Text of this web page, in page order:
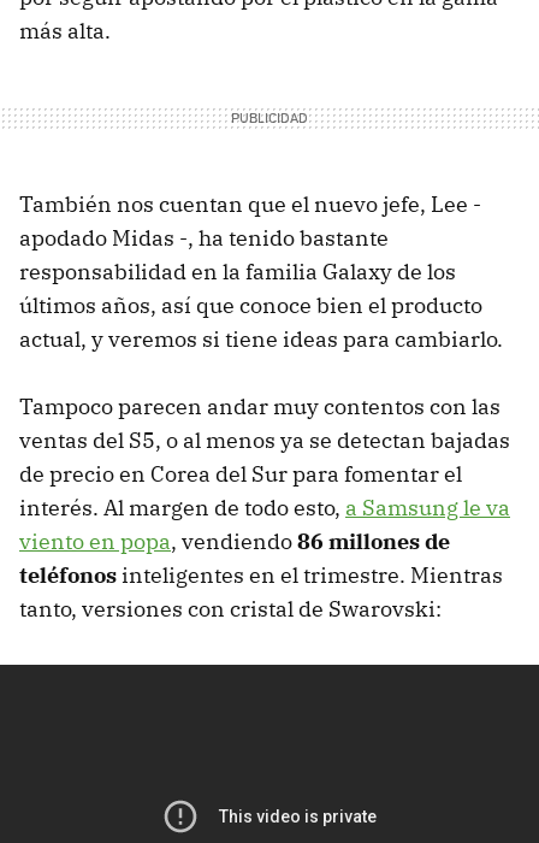
más alta.
También nos cuentan que el nuevo jefe, Lee -
apodado Midas -, ha tenido bastante
responsabilidad en la familia Galaxy de los
últimos años, así que conoce bien el producto
actual, y veremos si tiene ideas para cambiarlo.
Tampoco parecen andar muy contentos con las
ventas del S5, o al menos ya se detectan bajadas
de precio en Corea del Sur para fomentar el
interés. Al margen de todo esto, a Samsung le va
viento en popa, vendiendo86 millones de
teléfonos inteligentes en el trimestre. Mientras
tanto, versiones con cristal de Swarovski: